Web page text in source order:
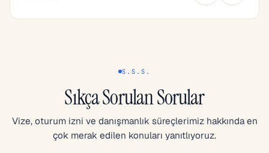
S.S.S.
Sıkça Sorulan Sorular
Vize, oturum izni ve danışmanlık süreçlerimiz hakkında en
çok merak edilen konuları yanıtlıyoruz.